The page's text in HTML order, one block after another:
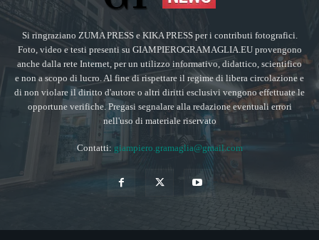
Si ringraziano ZUMA PRESS e KIKA PRESS per i contributi fotografici.
Foto, video e testi presenti su GIAMPIEROGRAMAGLIA.EU provengono
anche dalla rete Internet, per un utilizzo informativo, didattico, scientifico
e non a scopo di lucro. Al fine di rispettare il regime di libera circolazione e
di non violare il diritto d'autore o altri diritti esclusivi vengono effettuate le
opportune verifiche. Pregasi segnalare alla redazione eventuali errori
nell'uso di materiale riservato
Contatti: giampiero.gramaglia@gmail.com